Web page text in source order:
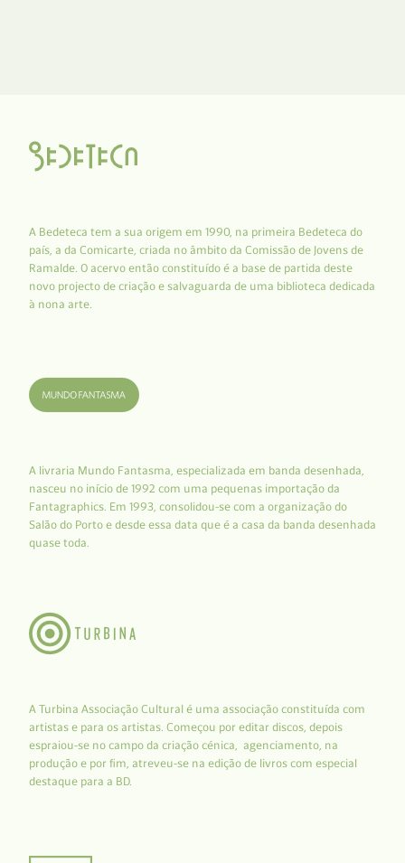
A Bedeteca tem a sua origem em 1990, na primeira Bedeteca do
país, a da Comicarte, criada no âmbito da Comissão de Jovens de
Ramalde. O acervo então constituído é a base de partida deste
novo projecto de criação e salvaguarda de uma biblioteca dedicada
à nona arte.
A livraria Mundo Fantasma, especializada em banda desenhada,
nasceu no início de 1992 com uma pequenas importação da
Fantagraphics. Em 1993, consolidou-se com a organização do
Salão do Porto e desde essa data que é a casa da banda desenhada
quase toda.
A Turbina Associação Cultural é uma associação constituída com
artistas e para os artistas. Começou por editar discos, depois
espraiou-se no campo da criação cénica, agenciamento, na
produção e por fim, atreveu-se na edição de livros com especial
destaque para a BD.